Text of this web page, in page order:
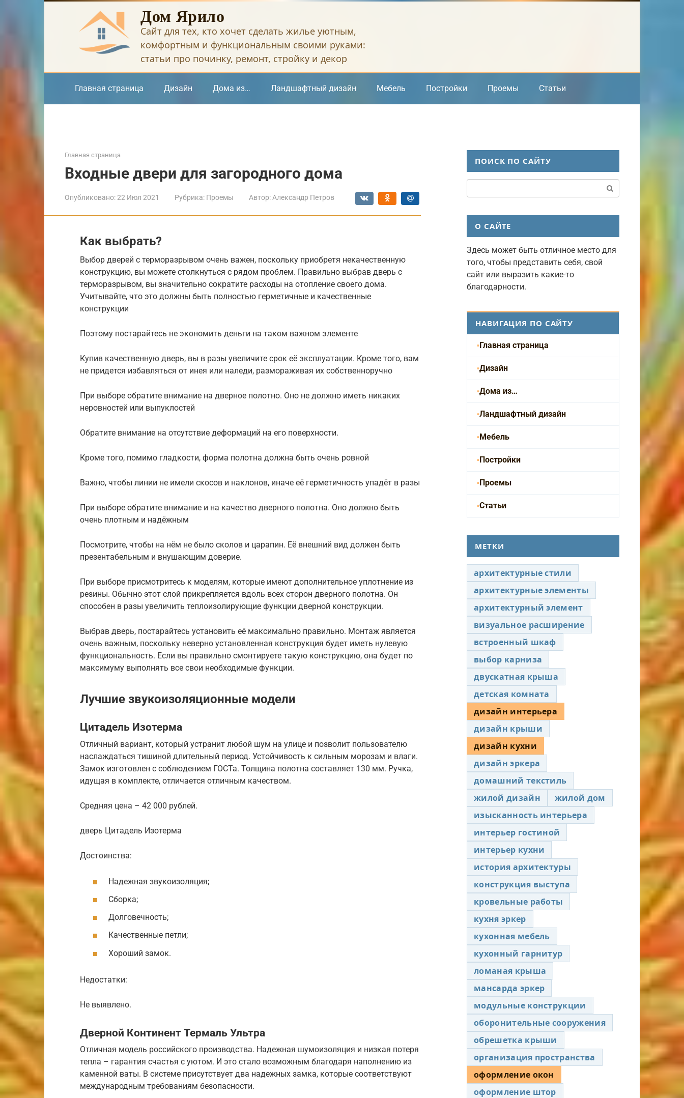
Дом Ярило
Сайт для тех, кто хочет сделать жилье уютным,
комфортным и функциональным своими руками:
статьи про починку, ремонт, стройку и декор
Главная страница Дизайн Дома из… Ландшафтный дизайн Мебель Постройки Проемы Статьи
Главная страница
Входные двери для загородного дома
Опубликовано:22 Июл 2021 Рубрика: Проемы Автор: Александр Петров
Как выбрать?
Выбор дверей с терморазрывом очень важен, поскольку приобретя некачественную
конструкцию, вы можете столкнуться с рядом проблем. Правильно выбрав дверь с
терморазрывом, вы значительно сократите расходы на отопление своего дома.
Учитывайте, что это должны быть полностью герметичные и качественные
конструкции
Поэтому постарайтесь не экономить деньги на таком важном элементе
Купив качественную дверь, вы в разы увеличите срок её эксплуатации. Кроме того, вам
не придется избавляться от инея или наледи, размораживая их собственноручно
При выборе обратите внимание на дверное полотно. Оно не должно иметь никаких
неровностей или выпуклостей
Обратите внимание на отсутствие деформаций на его поверхности.
Кроме того, помимо гладкости, форма полотна должна быть очень ровной
Важно, чтобы линии не имели скосов и наклонов, иначе её герметичность упадёт в разы
При выборе обратите внимание и на качество дверного полотна. Оно должно быть
очень плотным и надёжным
Посмотрите, чтобы на нём не было сколов и царапин. Её внешний вид должен быть
презентабельным и внушающим доверие.
При выборе присмотритесь к моделям, которые имеют дополнительное уплотнение из
резины. Обычно этот слой прикрепляется вдоль всех сторон дверного полотна. Он
способен в разы увеличить теплоизолирующие функции дверной конструкции.
Выбрав дверь, постарайтесь установить её максимально правильно. Монтаж является
очень важным, поскольку неверно установленная конструкция будет иметь нулевую
функциональность. Если вы правильно смонтируете такую конструкцию, она будет по
максимуму выполнять все свои необходимые функции.
Лучшие звукоизоляционные модели
Цитадель Изотерма
Отличный вариант, который устранит любой шум на улице и позволит пользователю
наслаждаться тишиной длительный период. Устойчивость к сильным морозам и влаги.
Замок изготовлен с соблюдением ГОСТа. Толщина полотна составляет 130 мм. Ручка,
идущая в комплекте, отличается отличным качеством.
Средняя цена – 42 000 рублей.
дверь Цитадель Изотерма
Достоинства:
Надежная звукоизоляция;
Сборка;
Долговечность;
Качественные петли;
Хороший замок.
Недостатки:
Не выявлено.
Дверной Континент Термаль Ультра
Отличная модель российского производства. Надежная шумоизоляция и низкая потеря
тепла – гарантия счастья с уютом. И это стало возможным благодаря наполнению из
каменной ваты. В системе присутствует два надежных замка, которые соответствуют
международным требованиям безопасности.
ПОИСК ПО САЙТУ
О САЙТЕ
Здесь может быть отличное место для
того, чтобы представить себя, свой
сайт или выразить какие-то
благодарности.
НАВИГАЦИЯ ПО САЙТУ
Главная страница
Дизайн
Дома из…
Ландшафтный дизайн
Мебель
Постройки
Проемы
Статьи
МЕТКИ
архитектурные стили
архитектурные элементы
архитектурный элемент
визуальное расширение
встроенный шкаф
выбор карниза
двускатная крыша
детская комната
дизайн интерьера
дизайн крыши
дизайн кухни
дизайн эркера
домашний текстиль
жилой дизайн
жилой дом
изысканность интерьера
интерьер гостиной
интерьер кухни
история архитектуры
конструкция выступа
кровельные работы
кухня эркер
кухонная мебель
кухонный гарнитур
ломаная крыша
мансарда эркер
модульные конструкции
оборонительные сооружения
обрешетка крыши
организация пространства
оформление окон
оформление штор